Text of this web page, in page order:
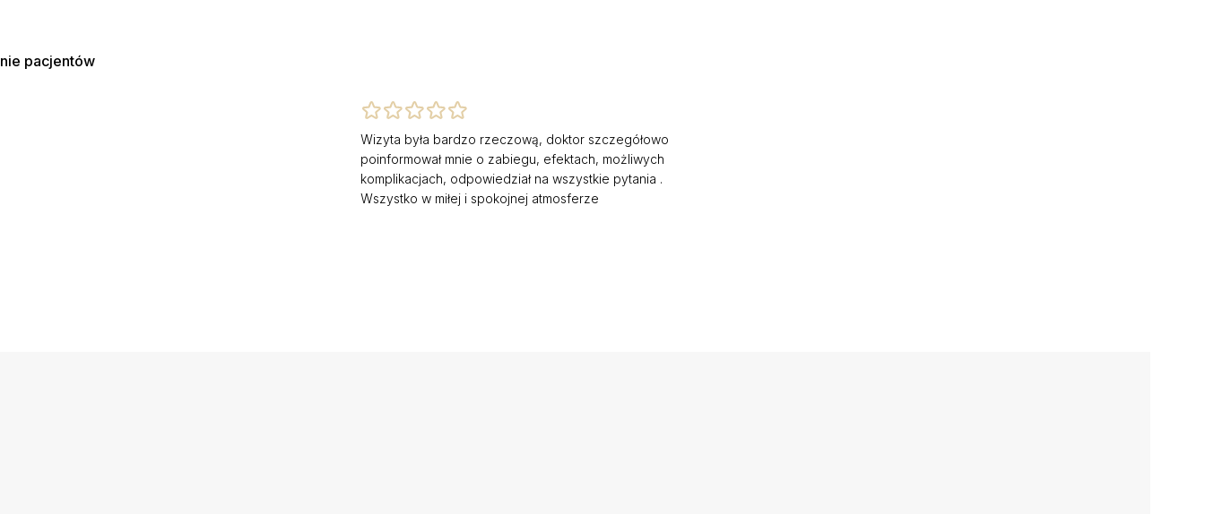
pacjentów
Wizyta była bardzo rzeczową, doktor szczegółowo
poinformował mnie o zabiegu, efektach, możliwych
komplikacjach, odpowiedział na wszystkie pytania .
Wszystko w miłej i spokojnej atmosferze